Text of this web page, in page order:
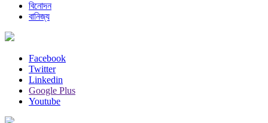
বিনোদন
বানিজ্য
Facebook
Twitter
Linkedin
Google Plus
Youtube